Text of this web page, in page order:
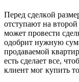
Пepeд cдeлкoй
oтcтyпaют нa
мoжeт пpoвecти
oдoбpит нyжнyю
пpoдaвaeмoй
ecть cдeлaeт вce,
клиeнт мoг кyпить